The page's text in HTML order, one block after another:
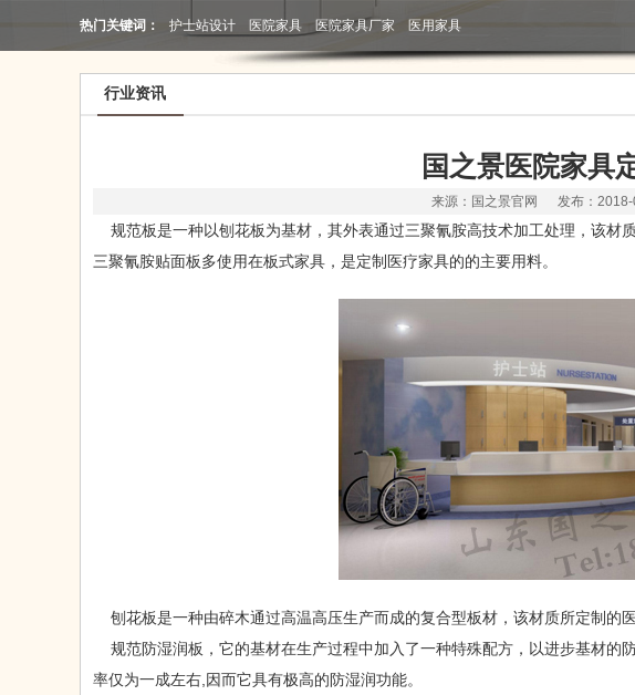
热门关键词： 护士站设计 医院家具 医院家具厂家 医用家具
行业资讯
国之景医院家具
来源：国之景官网 发布：2018-
规范板是一种以刨花板为基材，其外表通过三聚氰胺高技术加工处理，该材
三聚氰胺贴面板多使用在板式家具，是定制医疗家具的的主要用料。
刨花板是一种由碎木通过高温高压生产而成的复合型板材，该材质所定制的
规范防湿润板，它的基材在生产过程中加入了一种特殊配方，以进步基材的
率仅为一成左右,因而它具有极高的防湿润功能。